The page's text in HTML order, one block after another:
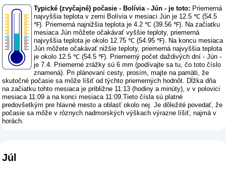
Typické (zvyčajné) počasie - Bolívia - Jún - je toto: Priemerná
najvyššia teplota v zemi Bolívia v mesiaci Jún je 12.5 ℃ (54.5
℉). Priemerná najnižšia teplota je 4.2 ℃ (39.56 ℉). Na začiatku
mesiaca Jún môžete očakávať vyššie teploty, priemerná
najvyššia teplota je okolo 12.75 ℃ (54.95 ℉). Na koncu mesiaca
Jún môžete očakávať nižšie teploty, priemerná najvyššia teplota
je okolo 12.5 ℃ (54.5 ℉). Priemerný počet daždivých dní - Jún -
je 7.4. Priemerné zrážky sú 6 mm (podívajte sa tu, čo toto číslo
znamená). Pri plánovaní cesty, prosím, majte na pamäti, že
skutočné počasie sa môže líšiť od týchto priemerných hodnôt. Dĺžka dňa
na začiatku tohto mesiaca je približne 11:13 (hodiny a minúty), v v polovici
mesiaca 11:09 a na konci mesiaca 11:09.Tieto čísla sú platné
predovšetkým pre hlavné mesto a oblasť okolo nej. Je dôležité povedať, že
počasie sa môže v rôznych nadmorských výškach výrazne líšiť, najmä v
horách.
Júl